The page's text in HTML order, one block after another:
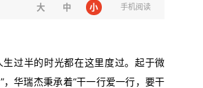
手机阅读
大 中 小
过半的时光都在这里度过。起于微
华瑞杰秉承着“干一行爱一行，要干